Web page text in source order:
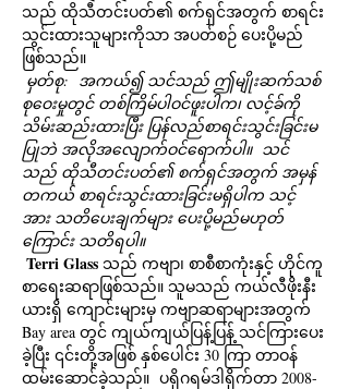
သည် ထိုသီတင်းပတ်၏ စက်ရှင်အတွက် စာရင်း
သွင်းထားသူများကိုသာ အပတ်စဉ် ပေးပို့မည်
ဖြစ်သည်။
မှတ်စု: အကယ်၍ သင်သည် ဤမျိုးဆက်သစ်
စုဝေးမှုတွင် တစ်ကြိမ်ပါဝင်ဖူးပါက၊ လင့်ခ်ကို
သိမ်းဆည်းထားပြီး ပြန်လည်စာရင်းသွင်းခြင်းမ
ပြုဘဲ အလိုအလျောက်ဝင်ရောက်ပါ။ သင်
သည် ထိုသီတင်းပတ်၏ စက်ရှင်အတွက် အမှန်
တကယ် စာရင်းသွင်းထားခြင်းမရှိပါက သင့်
အား သတိပေးချက်များ ပေးပို့မည်မဟုတ်
ကြောင်း သတိရပါ။
Terri Glass သည် ကဗျာ၊ စာစီစာကုံးနှင့် ဟိုင်ကူ
စာရေးဆရာဖြစ်သည်။ သူမသည် ကယ်လီဖိုးနီး
ယားရှိ ကျောင်းများမှ ကဗျာဆရာများအတွက်
Bay area တွင် ကျယ်ကျယ်ပြန့်ပြန့် သင်ကြားပေး
ခဲ့ပြီး ၎င်းတို့အဖြစ် နှစ်ပေါင်း 30 ကြာ တာဝန်
ထမ်းဆောင်ခဲ့သည်။  ပရိုဂရမ်ဒါရိုက်တာ 2008-